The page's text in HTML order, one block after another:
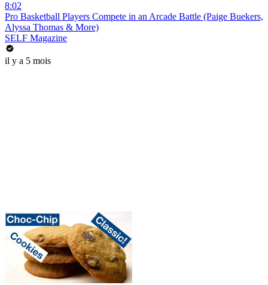
8:02
Pro Basketball Players Compete in an Arcade Battle (Paige Buekers,
Alyssa Thomas & More)
SELF Magazine
il y a 5 mois